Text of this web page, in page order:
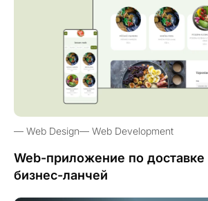
Web Design Web Development
Web-приложение по доставке
бизнес-ланчей